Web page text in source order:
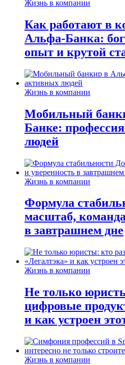
Жизнь в компании
Как работают в
Альфа-Банка:
опыт и крутой
Жизнь в компании
Мобильный
Банке:
людей
Жизнь в компании
Формула
масштаб,
в завтрашнем дне
Жизнь в компании
Не только
цифровые
и как устроен
Жизнь в компании